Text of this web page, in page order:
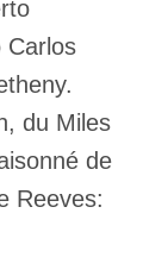
Carlos
du Miles
de
Reeves: